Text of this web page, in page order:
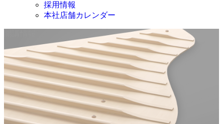
採用情報
本社店舗カレンダー